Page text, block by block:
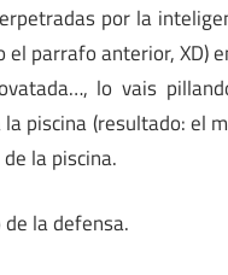
por la
el parrafo anterior, XD)
lo vais
piscina (resultado: el
la piscina.
la defensa.